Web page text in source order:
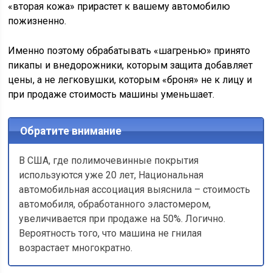
«вторая кожа» прирастет к вашему автомобилю
пожизненно.
Именно поэтому обрабатывать «шагренью» принято
пикапы и внедорожники, которым защита добавляет
цены, а не легковушки, которым «броня» не к лицу и
при продаже стоимость машины уменьшает.
Обратите внимание
В США, где полимочевинные покрытия
используются уже 20 лет, Национальная
автомобильная ассоциация выяснила – стоимость
автомобиля, обработанного эластомером,
увеличивается при продаже на 50%. Логично.
Вероятность того, что машина не гнилая
возрастает многократно.